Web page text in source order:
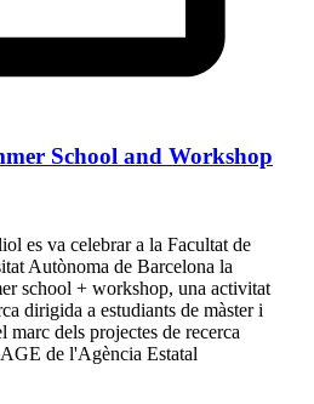
School and Workshop
es va celebrar a la Facultat de
Autònoma de Barcelona la
school + workshop, una activitat
dirigida a estudiants de màster i
marc dels projectes de recerca
de l'Agència Estatal